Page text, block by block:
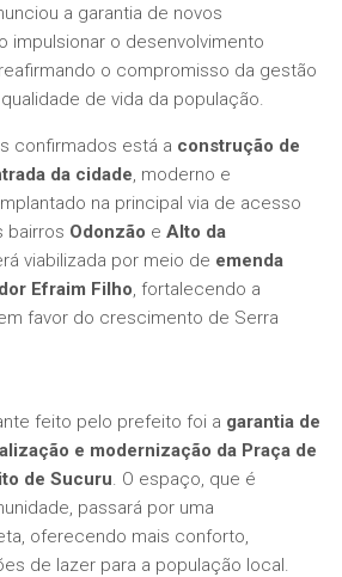
a garantia de novos
impulsionar o desenvolvimento
o compromisso da gestão
de vida da população.
confirmados está a construção de
da cidade, moderno e
na principal via de acesso
bairros Odonzão e Alto da
viabilizada por meio de emenda
Efraim Filho, fortalecendo a
favor do crescimento de Serra
feito pelo prefeito foi a garantia de
e modernização da Praça de
de Sucuru. O espaço, que é
passará por uma
oferecendo mais conforto,
de lazer para a população local.